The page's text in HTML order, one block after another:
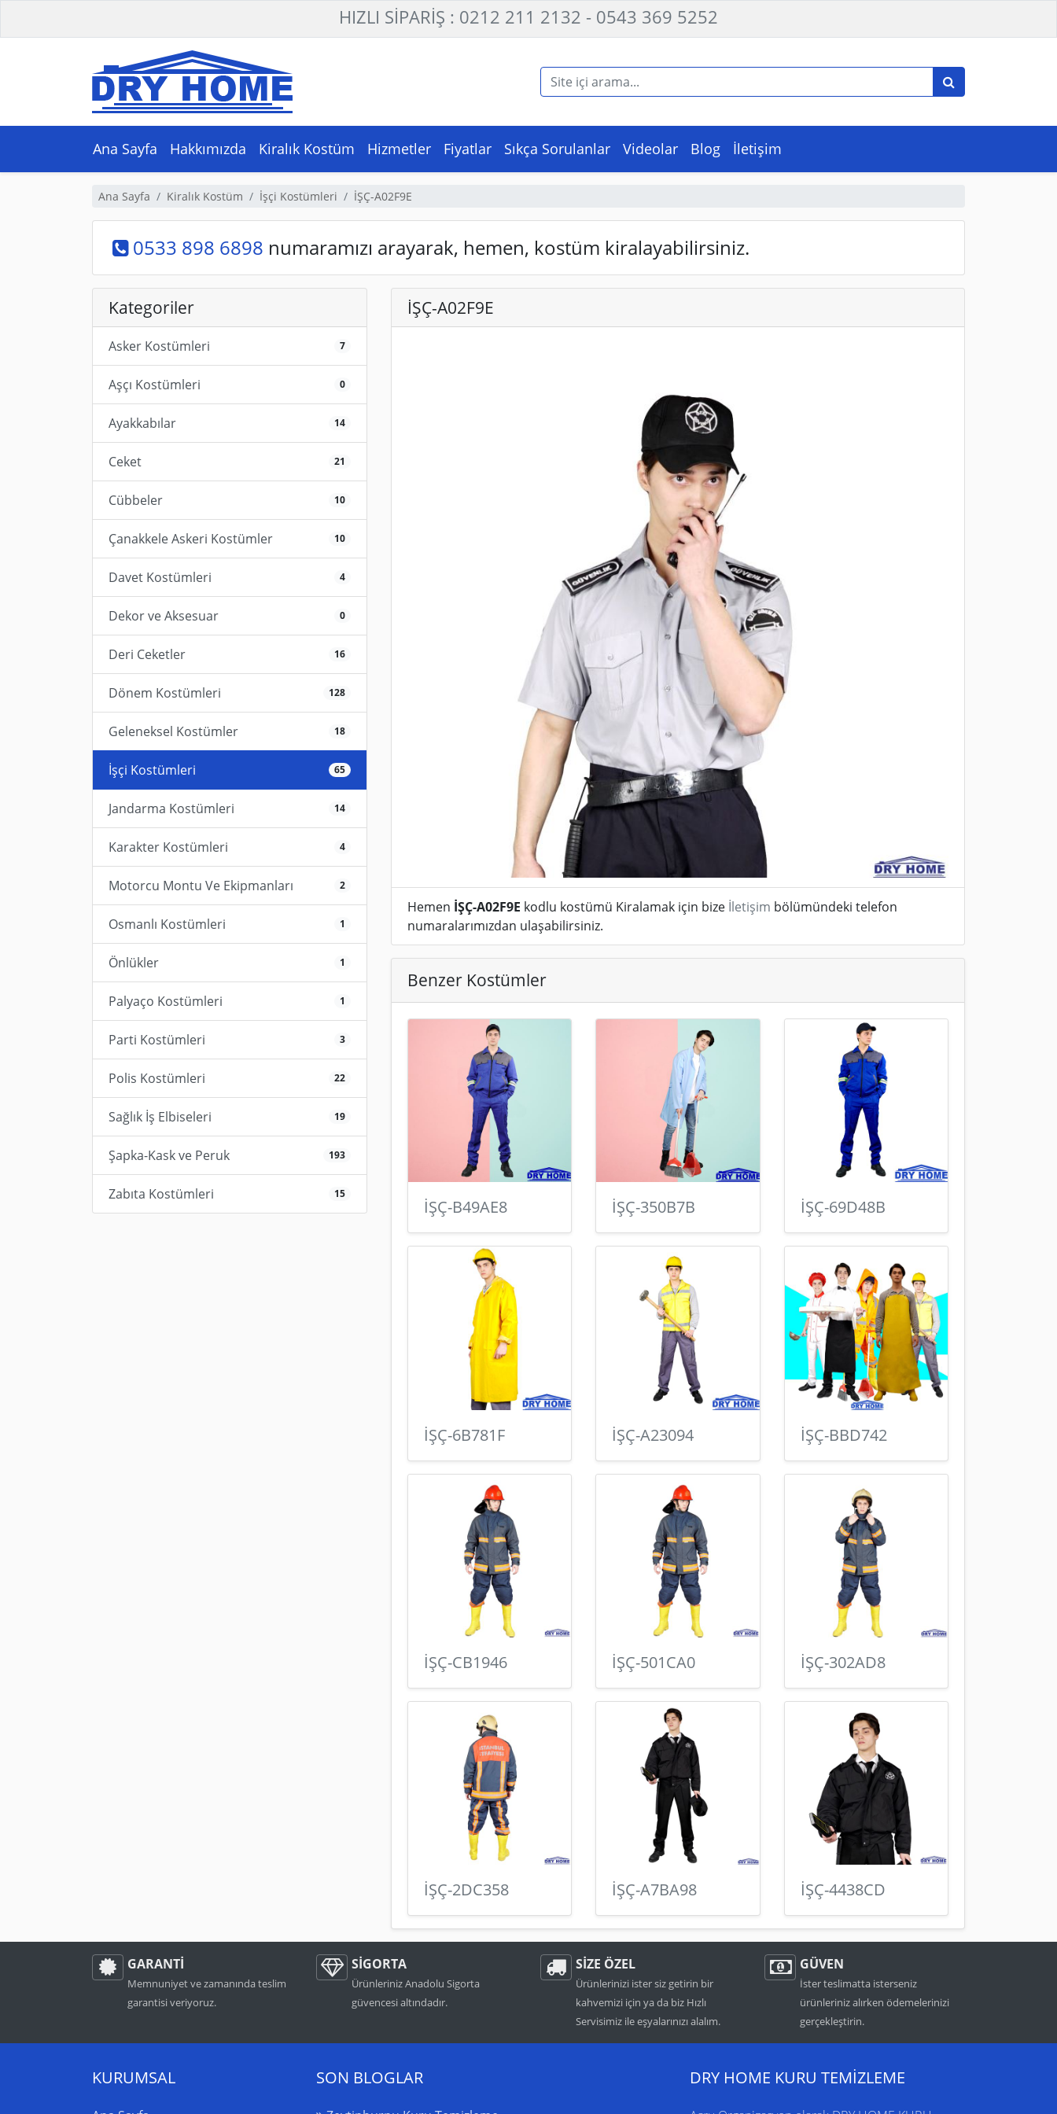
HIZLI SİPARİŞ : 0212 211 2132 - 0543 369 5252
Ana Sayfa Hakkımızda Kiralık Kostüm Hizmetler Fiyatlar Sıkça Sorulanlar Videolar Blog İletişim
Ana Sayfa Kiralık Kostüm İşçi Kostümleri İŞÇ-A02F9E
0533 898 6898 numaramızı arayarak, hemen, kostüm kiralayabilirsiniz.
Kategoriler
Asker Kostümleri 7
Aşçı Kostümleri 0
Ayakkabılar 14
Ceket 21
Cübbeler 10
Çanakkele Askeri Kostümler 10
Davet Kostümleri 4
Dekor ve Aksesuar 0
Deri Ceketler 16
Dönem Kostümleri 128
Geleneksel Kostümler 18
İşçi Kostümleri 65
Jandarma Kostümleri 14
Karakter Kostümleri 4
Motorcu Montu Ve Ekipmanları 2
Osmanlı Kostümleri 1
Önlükler 1
Palyaço Kostümleri 1
Parti Kostümleri 3
Polis Kostümleri 22
Sağlık İş Elbiseleri 19
Şapka-Kask ve Peruk 193
Zabıta Kostümleri 15
İŞÇ-A02F9E
Hemen İŞÇ-A02F9E kodlu kostümü Kiralamak için bize İletişim bölümündeki telefon
numaralarımızdan ulaşabilirsiniz.
Benzer Kostümler
İŞÇ-B49AE8 İŞÇ-350B7B İŞÇ-69D48B
İŞÇ-6B781F İŞÇ-A23094 İŞÇ-BBD742
İŞÇ-CB1946 İŞÇ-501CA0 İŞÇ-302AD8
İŞÇ-2DC358 İŞÇ-A7BA98 İŞÇ-4438CD
GARANTİ
Memnuniyet ve zamanında teslim
garantisi veriyoruz.
SİGORTA
Ürünleriniz Anadolu Sigorta
güvencesi altındadır.
SİZE ÖZEL
Ürünlerinizi ister siz getirin bir
kahvemizi için ya da biz Hızlı
Servisimiz ile eşyalarınızı alalım.
GÜVEN
İster teslimatta isterseniz
ürünleriniz alırken ödemelerinizi
gerçekleştirin.
KURUMSAL SON BLOGLAR DRY HOME KURU TEMİZLEME